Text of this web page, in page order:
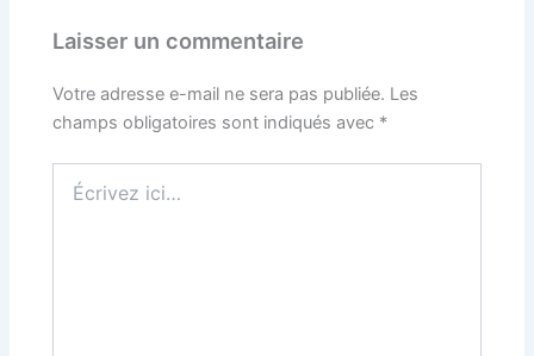
Laisser un commentaire
Votre adresse e-mail ne sera pas publiée. Les
champs obligatoires sont indiqués avec *
ici…